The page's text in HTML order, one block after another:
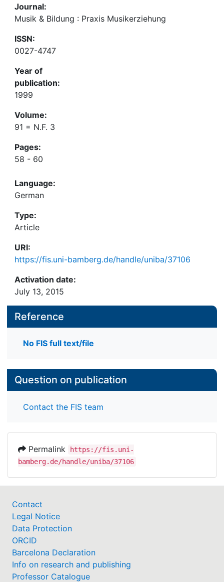
Journal:
Musik & Bildung : Praxis Musikerziehung
ISSN:
0027-4747
Year of
publication:
1999
Volume:
91 = N.F. 3
Pages:
58 - 60
Language:
German
Type:
Article
URI:
https://fis.uni-bamberg.de/handle/uniba/37106
Activation date:
July 13, 2015
Reference
No FIS full text/file
Question on publication
Contact the FIS team
Permalink
https://fis.uni-
bamberg.de/handle/uniba/37106
Contact
Legal Notice
Data Protection
ORCID
Barcelona Declaration
Info on research and publishing
Professor Catalogue